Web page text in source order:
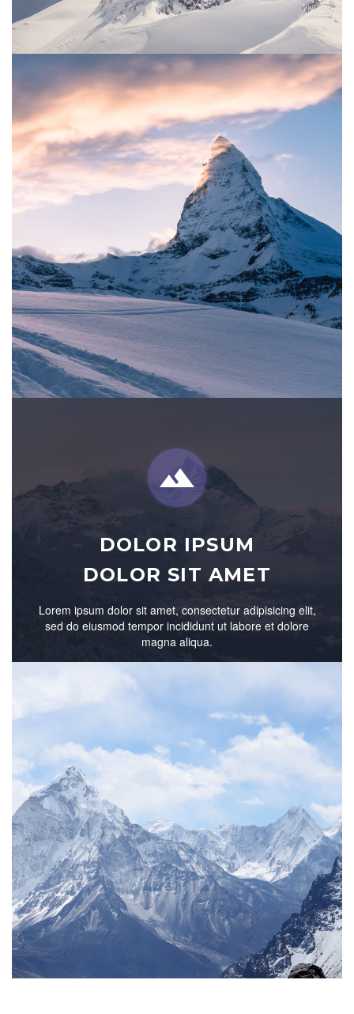


DOLOR IPSUM
DOLOR SIT AMET
Lorem ipsum dolor sit amet, consectetur adipisicing elit,
sed do eiusmod tempor incididunt ut labore et dolore
magna aliqua.